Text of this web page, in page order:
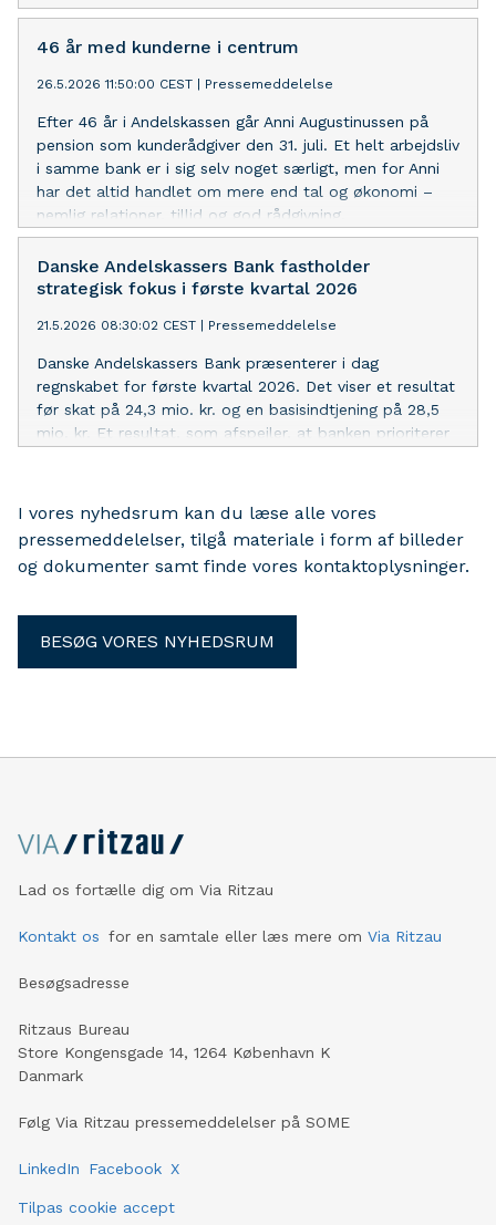
privatkundechef.
46 år med kunderne i centrum
26.5.2026 11:50:00 CEST Pressemeddelelse
Efter 46 år i Andelskassen går Anni Augustinussen på
pension som kunderådgiver den 31. juli. Et helt arbejdsliv
i samme bank er i sig selv noget særligt, men for Anni
har det altid handlet om mere end tal og økonomi –
nemlig relationer, tillid og god rådgivning.
Danske Andelskassers Bank fastholder
strategisk fokus i første kvartal 2026
21.5.2026 08:30:02 CEST Pressemeddelelse
Danske Andelskassers Bank præsenterer i dag
regnskabet for første kvartal 2026. Det viser et resultat
før skat på 24,3 mio. kr. og en basisindtjening på 28,5
mio. kr. Et resultat, som afspejler, at banken prioriterer
I vores nyhedsrum kan du læse alle vores
pressemeddelelser, tilgå materiale i form af billeder
og dokumenter samt finde vores kontaktoplysninger.
BESØG VORES NYHEDSRUM
Lad os fortælle dig om Via Ritzau
Kontakt os for en samtale eller læs mere om Via Ritzau
Besøgsadresse
Ritzaus Bureau
Store Kongensgade 14, 1264 København K
Danmark
Følg Via Ritzau pressemeddelelser på SOME
LinkedIn Facebook X
Tilpas cookie accept